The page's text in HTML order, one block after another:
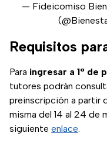
— Fideicomiso
Requisitos
Para ingresar a 1° de
tutores podrán
preinscripción a partir
misma del 14 al 24 de
siguiente enlace.